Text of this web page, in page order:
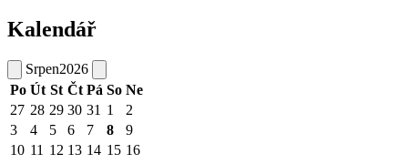
Kalendář
Srpen2026
Po Út St Čt Pá So Ne
27 28 29 30 31 1
2
3
4 5 6 7 8
9
10 11 12 13 14 15 16